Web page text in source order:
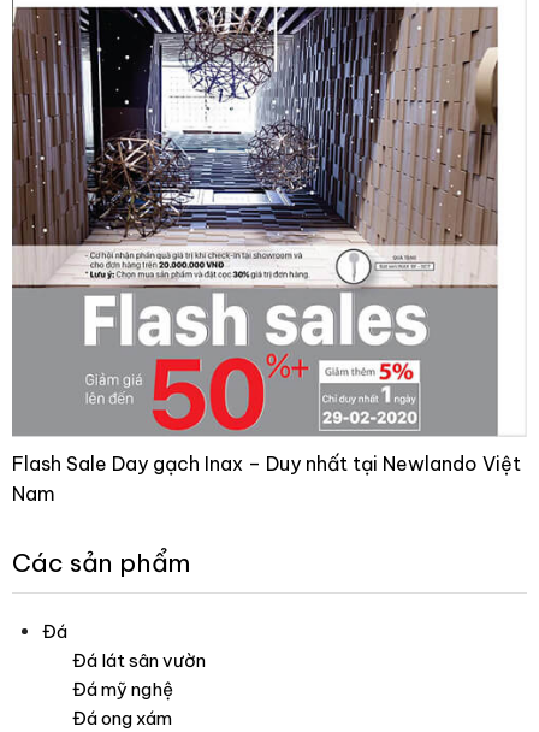
Flash Sale Day gạch Inax – Duy nhất tại Newlando Việt
Nam
Các sản phẩm
Đá
Đá lát sân vườn
Đá mỹ nghệ
Đá ong xám